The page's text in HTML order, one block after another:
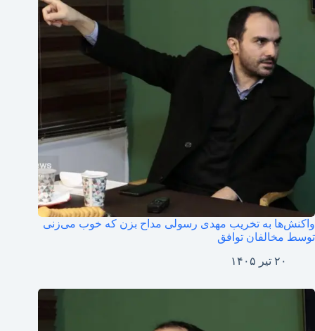
واکنش‌ها به تخریب مهدی رسولی مداح بزن که خوب می‌زنی
توسط مخالفان توافق
۲۰ تیر ۱۴۰۵